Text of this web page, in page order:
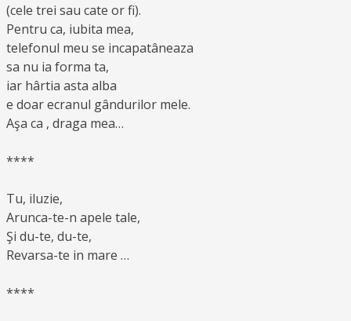
(cele trei sau cate or fi).
Pentru ca, iubita mea,
telefonul meu se incapatâneaza
sa nu ia forma ta,
iar hârtia asta alba
e doar ecranul gândurilor mele.
Aşa ca , draga mea…
****
Tu, iluzie,
Arunca-te-n apele tale,
Şi du-te, du-te,
Revarsa-te in mare …
****